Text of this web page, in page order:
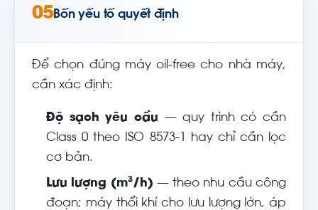
05Bốn yếu tố quyết định
Để chọn đúng máy oil-free cho nhà máy,
cần xác định:
Độ sạch yêu cầu — quy trình có cần
Class 0 theo ISO 8573-1 hay chỉ cần lọc
cơ bản.
Lưu lượng (m³/h) — theo nhu cầu công
đoạn; máy thổi khí cho lưu lượng lớn, áp